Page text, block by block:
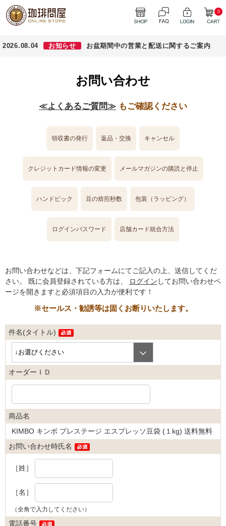
0
2026.08.04 お知らせ お盆期間中の営業と配送に関するご案内
お問い合わせ
≪よくあるご質問≫ もご確認ください
領収書の発行 返品・交換 キャンセル
クレジットカード情報の変更 メールマガジンの購読と停止
ハンドピック 豆の焙煎秒数 包装（ラッピング）
ログインパスワード 店舗カード統合方法
お問い合わせなどは、下記フォームにてご記入の上、送信してくだ
さい。
既に会員登録されている方は、 ログイン してお問い合わせペ
ージを開きますと必須項目の入力が便利です！
※セールス・勧誘等は固くお断りいたします。
件名(タイトル)
オーダーＩＤ
商品名
KIMBO キンボ プレステージ エスプレッソ豆袋 (１kg) 送料無料
お問い合わせ時氏名
［姓］
［名］
（全角で入力してください）
電話番号